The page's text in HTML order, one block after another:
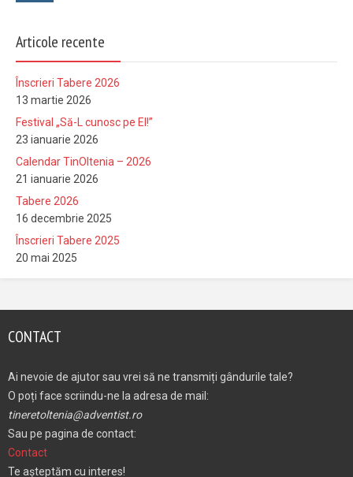
Articole recente
Înscrieri Tabere 2026
13 martie 2026
Festival „Să-L cunosc pe El!”
23 ianuarie 2026
Calendar TinOltenia – 2026
21 ianuarie 2026
Tabere 2026
16 decembrie 2025
Înscrieri Tabere 2025
20 mai 2025
CONTACT
Ai nevoie de ajutor sau vrei să ne transmiți gândurile tale?
O poți face scriindu-ne la adresa de mail:
tineretoltenia@adventist.ro
Sau pe pagina de contact:
Contact
Te așteptăm cu interes!